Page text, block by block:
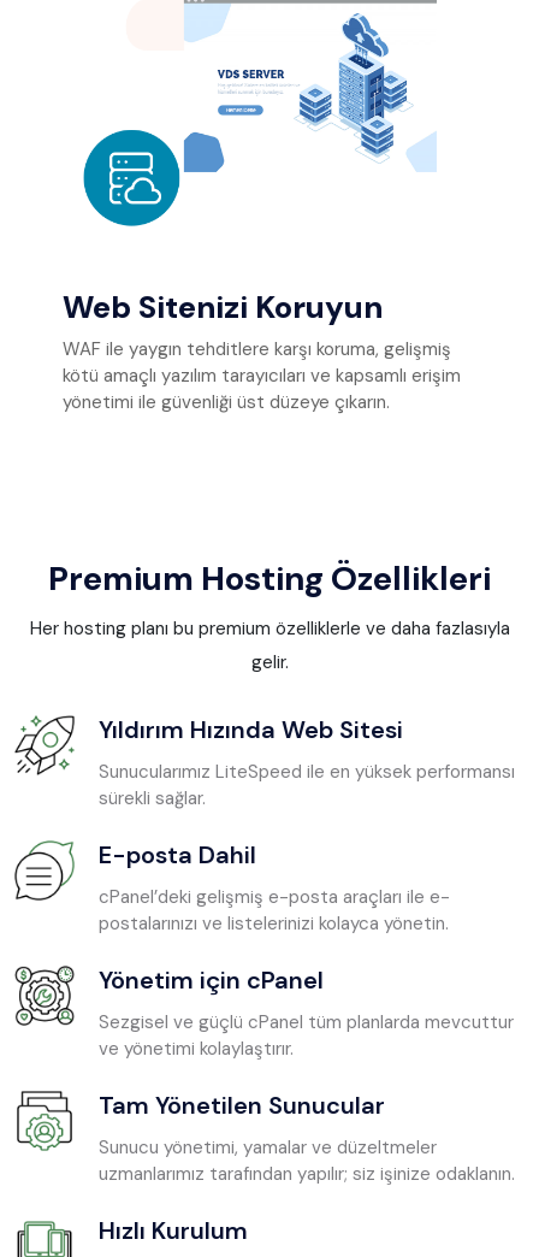
Web Sitenizi Koruyun
WAF ile yaygın tehditlere karşı koruma, gelişmiş
kötü amaçlı yazılım tarayıcıları ve kapsamlı erişim
yönetimi ile güvenliği üst düzeye çıkarın.
Premium Hosting Özellikleri
Her hosting planı bu premium özelliklerle ve daha fazlasıyla
gelir.
Yıldırım Hızında Web Sitesi
Sunucularımız LiteSpeed ile en yüksek performansı
sürekli sağlar.
E-posta Dahil
cPanel’deki gelişmiş e-posta araçları ile e-
postalarınızı ve listelerinizi kolayca yönetin.
Yönetim için cPanel
Sezgisel ve güçlü cPanel tüm planlarda mevcuttur
ve yönetimi kolaylaştırır.
Tam Yönetilen Sunucular
Sunucu yönetimi, yamalar ve düzeltmeler
uzmanlarımız tarafından yapılır; siz işinize odaklanın.
Hızlı Kurulum